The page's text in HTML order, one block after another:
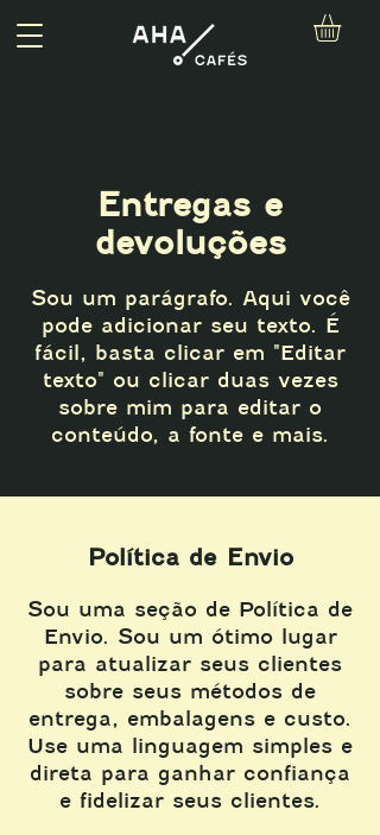
Entregas e
devoluções
Sou um parágrafo. Aqui você
pode adicionar seu texto. É
fácil, basta clicar em "Editar
texto" ou clicar duas vezes
sobre mim para editar o
conteúdo, a fonte e mais.
Política de Envio
Sou uma seção de Política de
Envio. Sou um ótimo lugar
para atualizar seus clientes
sobre seus métodos de
entrega, embalagens e custo.
Use uma linguagem simples e
direta para ganhar confiança
e fidelizar seus clientes.